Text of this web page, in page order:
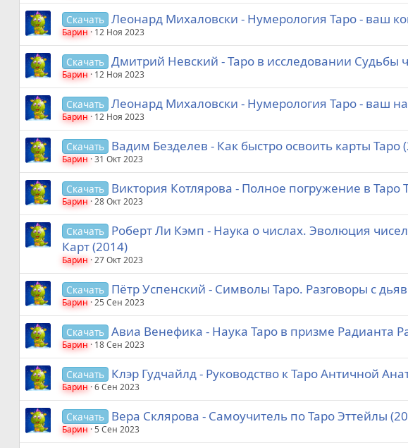
Скачать Леонард Михаловски - Нумерология Таро - ваш
Барин 12 Ноя 2023
Скачать Дмитрий Невский - Таро в исследовании Судьбы
Барин 12 Ноя 2023
Скачать Леонард Михаловски - Нумерология Таро - ваш
Барин 12 Ноя 2023
Скачать Вадим Безделев - Как быстро освоить карты Таро
Барин 31 Окт 2023
Скачать Виктория Котлярова - Полное погружение в
Барин 28 Окт 2023
Скачать Роберт Ли Кэмп - Наука о числах. Эволюция
Карт (2014)
Барин 27 Окт 2023
Скачать Пётр Успенский - Символы Таро. Разговоры с
Барин 25 Сен 2023
Скачать Авиа Венефика - Наука Таро в призме Радианта
Барин 18 Сен 2023
Скачать Клэр Гудчайлд - Руководство к Таро Античной
Барин 6 Сен 2023
Скачать Вера Склярова - Самоучитель по Таро Эттейлы
Барин 5 Сен 2023